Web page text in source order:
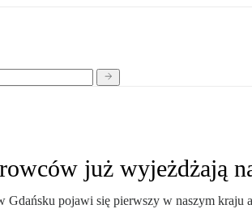
już wyjeżdżają
Gdańsku pojawi się pierwszy w naszym kraju